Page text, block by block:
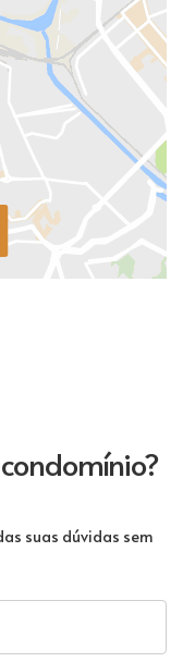
suas dúvidas sem